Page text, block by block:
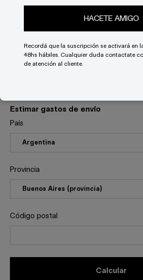
Dimensiones: 21 x 15 cm
Páginas: 48
ISBN: 978-987-4768-68-1
Estimar gastos de envío
País
Provincia
Código postal
calcular
HACETE AMIGO
Recordá que la suscripción se activará en
48hs hábiles. Cualquier duda contactate
de atención al cliente.